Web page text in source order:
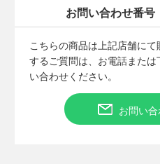
【備考/コメント】
前後に汚れがあります。
使用感があります。
サイズは平置きでの計測となっ
商品画像に関しては出来る限り
ますが、実際の商品と比較し色
りますこと予めご了承ください。
店頭との併売商品のため、記載
お問い合わせ番号
こちらの商品は上記店舗に
するご質問は、お電話また
い合わせください。
お問い